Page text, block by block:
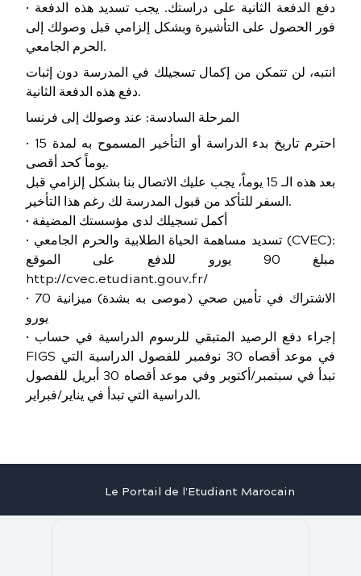
• دفع الدفعة الثانية على دراستك. يجب تسديد هذه الدفعة
فور الحصول على التأشيرة وبشكل إلزامي قبل وصولك إلى
الحرم الجامعي.
انتبه، لن تتمكن من إكمال تسجيلك في المدرسة دون إثبات
دفع هذه الدفعة الثانية.
المرحلة السادسة: عند وصولك إلى فرنسا
• احترم تاريخ بدء الدراسة أو التأخير المسموح به لمدة 15
يوماً كحد أقصى.
بعد هذه الـ 15 يوماً، يجب عليك الاتصال بنا بشكل إلزامي قبل
السفر للتأكد من قبول المدرسة لك رغم هذا التأخير.
• أكمل تسجيلك لدى مؤسستك المضيفة
• تسديد مساهمة الحياة الطلابية والحرم الجامعي (CVEC):
مبلغ 90 يورو للدفع على الموقع
http://cvec.etudiant.gouv.fr/
• الاشتراك في تأمين صحي (موصى به بشدة) ميزانية 70
يورو
• إجراء دفع الرصيد المتبقي للرسوم الدراسية في حساب
FIGS في موعد أقصاه 30 نوفمبر للفصول الدراسية التي
تبدأ في سبتمبر/أكتوبر وفي موعد أقصاه 30 أبريل للفصول
الدراسية التي تبدأ في يناير/فبراير.
Le Portail de l'Etudiant Marocain